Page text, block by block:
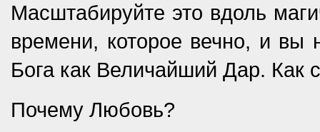
Масштабируйте это вдоль
времени, которое вечно, и вы
Бога как Величайший Дар. Как
Почему Любовь?